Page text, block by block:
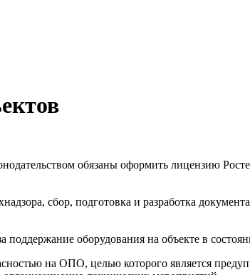
обязаны оформить лицензию
сбор, подготовка и разработка
оборудования на объекте в
на ОПО, целью которого является